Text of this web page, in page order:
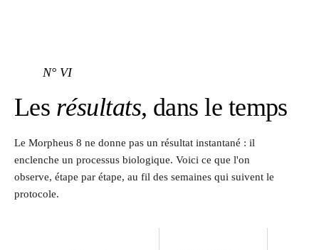
N° VI
Les résultats, dans le temps
Le Morpheus 8 ne donne pas un résultat instantané : il
enclenche un processus biologique. Voici ce que l'on
observe, étape par étape, au fil des semaines qui suivent le
protocole.